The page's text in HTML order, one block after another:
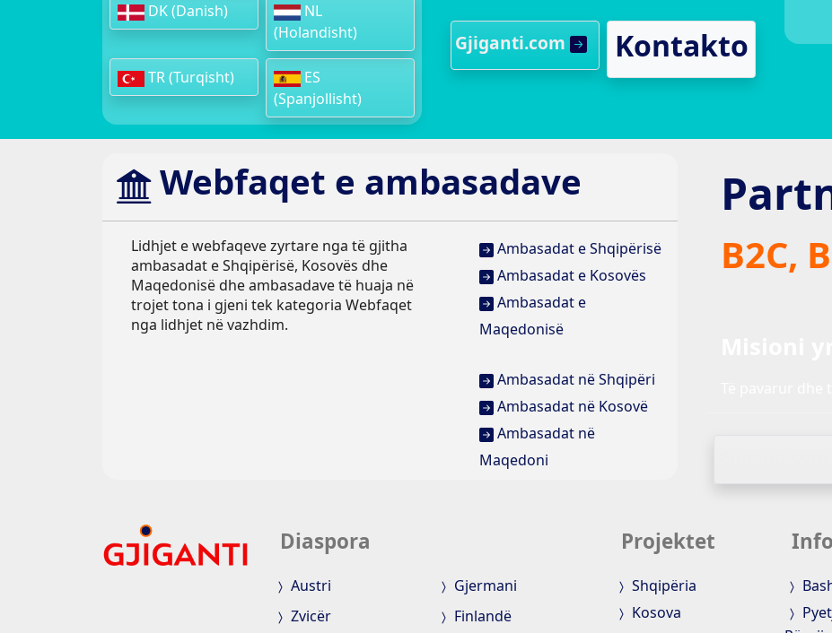
DK (Danish)
NL
(Holandisht)
TR (Turqisht)
ES
(Spanjollisht)
Gjiganti.com Kontakto
Webfaqet e ambasadave
Lidhjet e webfaqeve zyrtare nga të gjitha
ambasadat e Shqipërisë, Kosovës dhe
Maqedonisë dhe ambasadave të huaja në
trojet tona i gjeni tek kategoria Webfaqet
nga lidhjet në vazhdim.
Ambasadat e Shqipërisë
Ambasadat e Kosovës
Ambasadat e
Maqedonisë
Ambasadat në Shqipëri
Ambasadat në Kosovë
Ambasadat në
Maqedoni
B2C,
Diaspora
Austri
Gjermani
Zvicër
Finlandë
Projektet
Shqipëria
Kosova
Info